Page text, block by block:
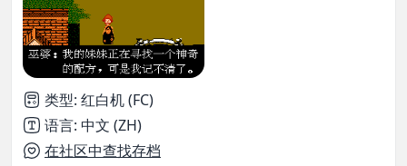
类型: 红白机 (FC)
语言: 中文 (ZH)
在社区中查找存档